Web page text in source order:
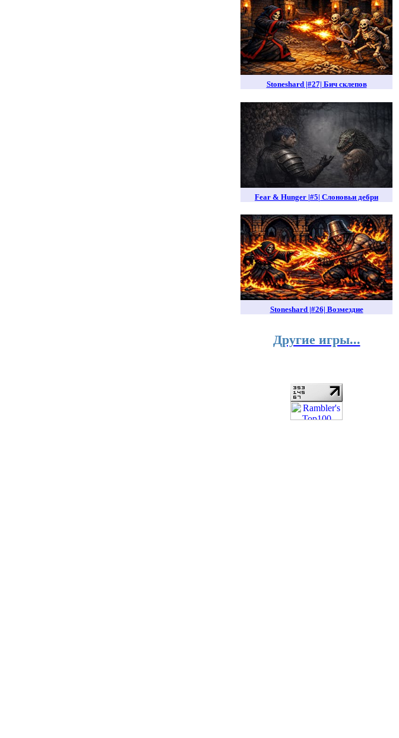
Stoneshard |#27| Бич склепов
Fear & Hunger |#5| Слоновьи дебри
Stoneshard |#26| Возмездие
Другие игры...